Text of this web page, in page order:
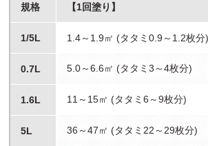
規格 【1回塗り】
1/5L 1.4～1.9㎡ (タタミ0.9～1.2枚分)
0.7L 5.0～6.6㎡ (タタミ3～4枚分)
1.6L 11～15㎡ (タタミ6～9枚分)
5L 36～47㎡ (タタミ22～29枚分)